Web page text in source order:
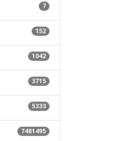
7
152
1042
3715
5333
7481495